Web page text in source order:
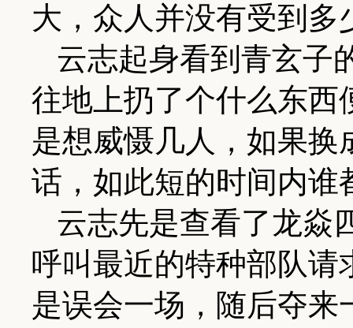
大，众人并没有受到
云志起身看到青玄子
往地上扔了个什么东西
是想威慑几人，如果
话，如此短的时间内谁
云志先是查看了龙焱
呼叫最近的特种部队请
是误会一场，随后夺